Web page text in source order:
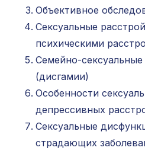
Объективное
Сексуальные
психическими
Семейно-
(дисгамии)
Особенности
депрессивных
Сексуальные
страдающих
Международный центр
Проверить лицензию
ОГРН 1207700292690
8 800 444 10 82